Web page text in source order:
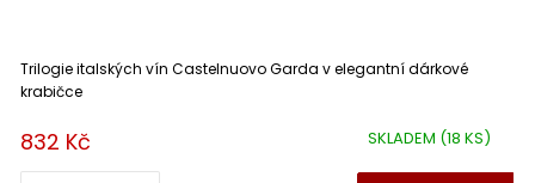
SKLADEM (18 KS)
832 Kč
Trilogie italských vín Castelnuovo Garda v elegantní dárkové
krabičce